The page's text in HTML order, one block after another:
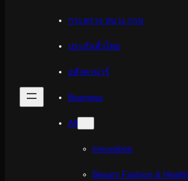
กระทรวง ทบวง กรม
ประกันทั่วไทย
อสังหาน่ารู้
Business
All
Innovation
Beauty Fashion & Health